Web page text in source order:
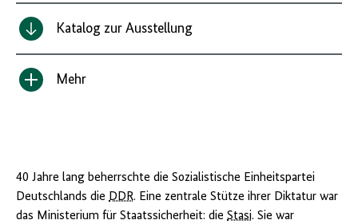
Katalog zur Ausstellung
Inhalt
Mehr
40 Jahre lang beherrschte die Sozialistische Einheitspartei
Deutschlands die DDR. Eine zentrale Stütze ihrer Diktatur war
das Ministerium für Staatssicherheit: die Stasi. Sie war